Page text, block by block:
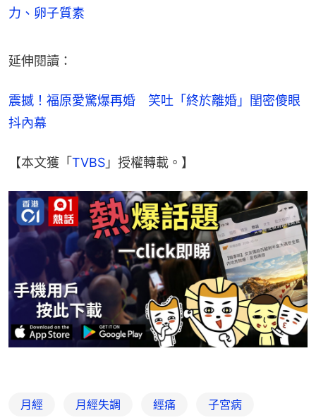
力、卵子質素
延伸閱讀：
震撼！福原愛驚爆再婚　笑吐「終於離婚」閨密傻眼
抖內幕
【本文獲「 TVBS 」授權轉載。】
月經 月經失調 經痛 子宮病